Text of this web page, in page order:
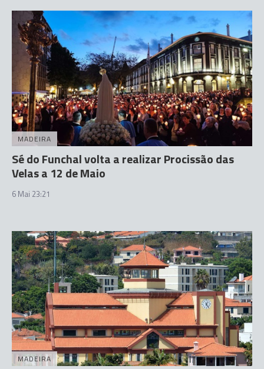
MADEIRA
Sé do Funchal volta a realizar Procissão das
Velas a 12 de Maio
6 Mai 23:21
MADEIRA